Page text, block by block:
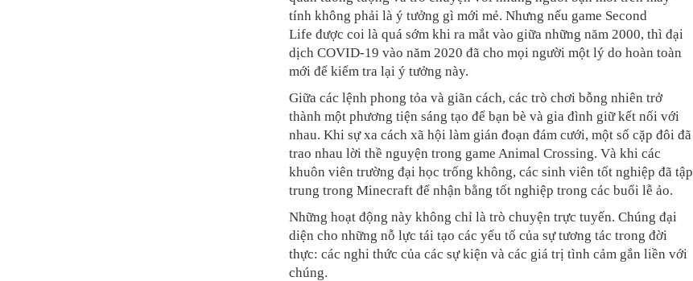
tính không phải là ý tưởng gì mới mẻ. Nhưng nếu game Second
Life được coi là quá sớm khi ra mắt vào giữa những năm 2000, thì đại
dịch COVID-19 vào năm 2020 đã cho mọi người một lý do hoàn toàn
mới để kiểm tra lại ý tưởng này.
Giữa các lệnh phong tỏa và giãn cách, các trò chơi bỗng nhiên trở
thành một phương tiện sáng tạo để bạn bè và gia đình giữ kết nối với
nhau. Khi sự xa cách xã hội làm gián đoạn đám cưới, một số cặp đôi đã
trao nhau lời thề nguyện trong game Animal Crossing. Và khi các
khuôn viên trường đại học trống không, các sinh viên tốt nghiệp đã tập
trung trong Minecraft để nhận bằng tốt nghiệp trong các buổi lễ ảo.
Những hoạt động này không chỉ là trò chuyện trực tuyến. Chúng đại
diện cho những nỗ lực tái tạo các yếu tố của sự tương tác trong đời
thực: các nghi thức của các sự kiện và các giá trị tình cảm gắn liền với
chúng.